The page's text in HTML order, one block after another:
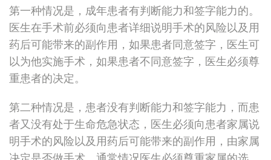
第一种情况是，成年患者有判断能力和签字能力的。
医生在手术前必须向患者详细说明手术的风险以及用
药后可能带来的副作用，如果患者同意签字，医生可
以为他实施手术，如果患者不同意签字，医生必须尊
重患者的决定。
第二种情况是，患者没有判断能力和签字能力，而患
者又没有处于生命危急状态，医生必须向患者家属说
明手术的风险以及用药后可能带来的副作用，由家属